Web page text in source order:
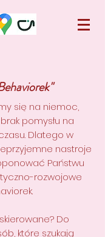
się na niemoc,
pomysłu na
Dlatego w
nastroje
Państwu
rozwojowe
Do
które szukają